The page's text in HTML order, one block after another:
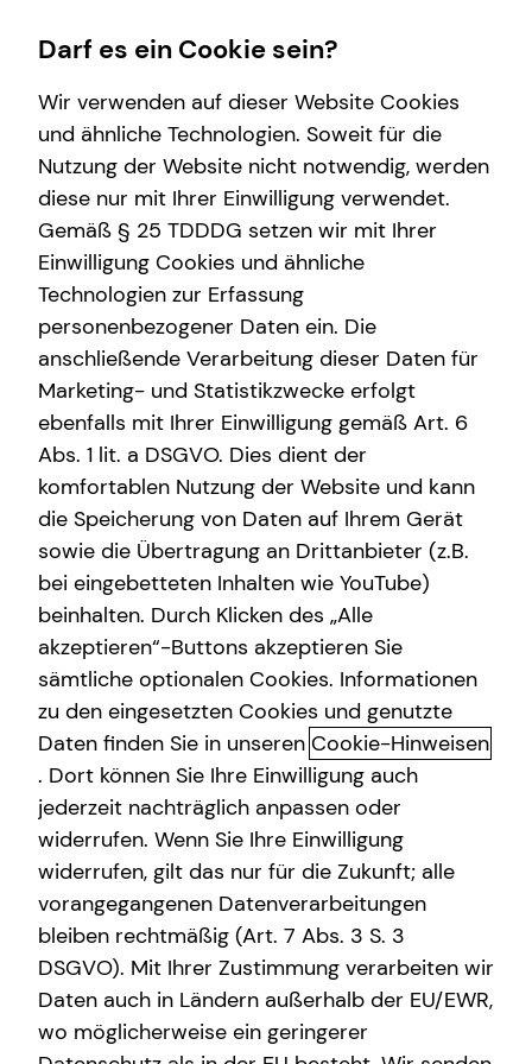
Wissenswertes
Über mich
Über tecis
Patricia Hoppe
Patricia Hoppe kennenlernen in
Emstek
Du bist vielen deiner Mitmenschen einen großen Schritt
voraus.
Du hast dich gerade aus irgendeinem Grund mit dem
Thema Finanzen und Geldanlage beschäftigt und bist so
auf unserer Internetseite gelandet.
Ich sage „einen großen Schritt voraus“, weil wir in diesen
Zeiten überwiegend wahrnehmen, dass sich die meisten
Menschen nicht mehr mit dem Thema Finanzen
auseinandersetzen wollen. Grund hierfür sind oftmals
Darf es ein Cookie sein?
Wir verwenden auf dieser Website Cookies
und ähnliche Technologien. Soweit für die
Nutzung der Website nicht notwendig, werden
diese nur mit Ihrer Einwilligung verwendet.
Gemäß § 25 TDDDG setzen wir mit Ihrer
Einwilligung Cookies und ähnliche
Technologien zur Erfassung
personenbezogener Daten ein. Die
anschließende Verarbeitung dieser Daten für
Marketing- und Statistikzwecke erfolgt
ebenfalls mit Ihrer Einwilligung gemäß Art. 6
Abs. 1 lit. a DSGVO. Dies dient der
komfortablen Nutzung der Website und kann
die Speicherung von Daten auf Ihrem Gerät
sowie die Übertragung an Drittanbieter (z.B.
bei eingebetteten Inhalten wie YouTube)
beinhalten. Durch Klicken des „Alle
akzeptieren“-Buttons akzeptieren Sie
sämtliche optionalen Cookies. Informationen
zu den eingesetzten Cookies und genutzte
Daten finden Sie in unseren Cookie-Hinweisen
. Dort können Sie Ihre Einwilligung auch
jederzeit nachträglich anpassen oder
widerrufen. Wenn Sie Ihre Einwilligung
widerrufen, gilt das nur für die Zukunft; alle
vorangegangenen Datenverarbeitungen
bleiben rechtmäßig (Art. 7 Abs. 3 S. 3
DSGVO). Mit Ihrer Zustimmung verarbeiten wir
Daten auch in Ländern außerhalb der EU/EWR,
wo möglicherweise ein geringerer